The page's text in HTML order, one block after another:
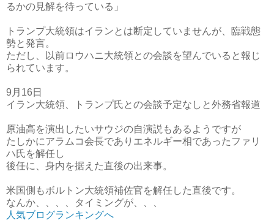
るかの見解を待っている」
トランプ大統領はイランとは断定していませんが、臨戦態
勢と発言。
ただし、以前ロウハニ大統領との会談を望んでいると報じ
られています。
9月16日
イラン大統領、トランプ氏との会談予定なしと外務省報道
原油高を演出したいサウジの自演説もあるようですが
たしかにアラムコ会長でありエネルギー相であったファリ
ハ氏を解任し
後任に、身内を据えた直後の出来事。
米国側もボルトン大統領補佐官を解任した直後です。
なんか、、、、タイミングが、、、
人気ブログランキングへ